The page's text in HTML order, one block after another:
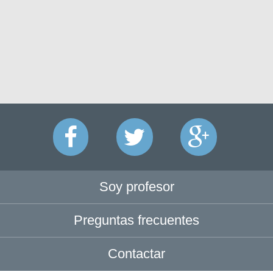
Soy profesor
Preguntas frecuentes
Contactar